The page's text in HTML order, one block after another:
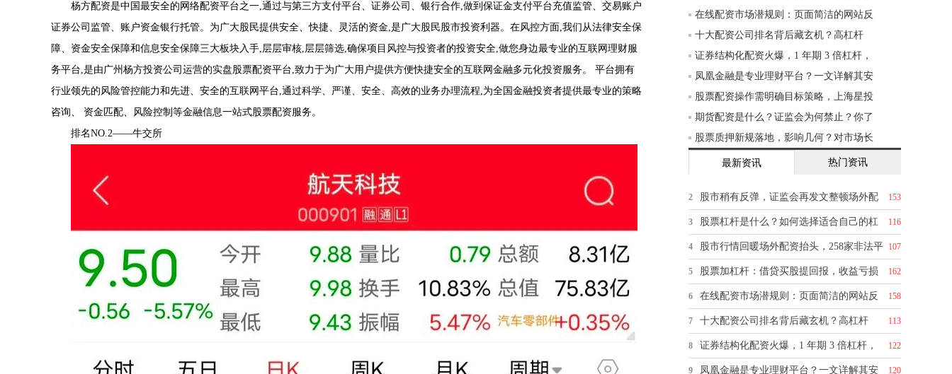
杨方配资是中国最安全的网络配资平台之一,通过与第三方支付平台、证券公司、银行合作,做到保证金支付平台充值监管、交易账户
证券公司监管、账户资金银行托管。为广大股民提供安全、快捷、灵活的资金,是广大股民股市投资利器。在风控方面,我们从法律安全保
障、资金安全保障和信息安全保障三大板块入手,层层审核,层层筛选,确保项目风控与投资者的投资安全,做您身边最专业的互联网理财服
务平台,是由广州杨方投资公司运营的实盘股票配资平台,致力于为广大用户提供方便快捷安全的互联网金融多元化投资服务。 平台拥有
行业领先的风险管控能力和先进、安全的互联网平台,通过科学、严谨、安全、高效的业务办理流程,为全国金融投资者提供最专业的策略
咨询、 资金匹配、风险控制等金融信息一站式股票配资服务。
排名NO.2——牛交所
在线配资市场潜规则：页面简洁的网站反
十大配资公司排名背后藏玄机？高杠杆
证券结构化配资火爆，1 年期 3 倍杠杆，
凤凰金融是专业理财平台？一文详解其安
股票配资操作需明确目标策略，上海星投
期货配资是什么？证监会为何禁止？你了
股票质押新规落地，影响几何？对市场长
最新资讯 热门资讯
2 153
股市稍有反弹，证监会再发文整顿场外配
3 116
股票杠杆是什么？如何选择适合自己的杠
4 107
股市行情回暖场外配资抬头，258家非法平
5 162
股票加杠杆：借贷买股提回报，收益亏损
6 158
在线配资市场潜规则：页面简洁的网站反
7 113
十大配资公司排名背后藏玄机？高杠杆
8 122
证券结构化配资火爆，1 年期 3 倍杠杆，
9 120
凤凰金融是专业理财平台？一文详解其安